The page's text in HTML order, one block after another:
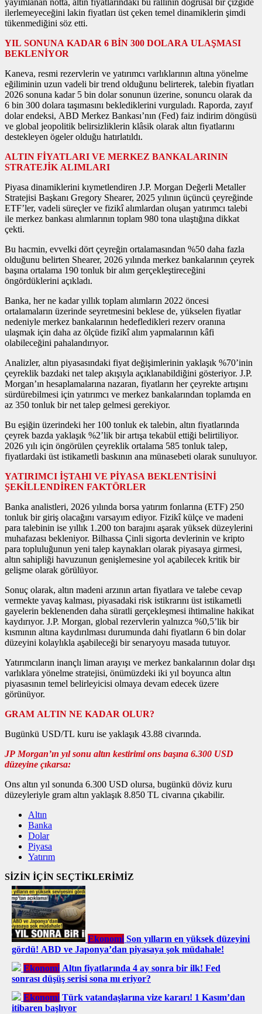
ilerlemeyeceğini lakin fiyatları üst çeken temel dinamiklerin şimdi
tükenmediğini söz etti.
YIL SONUNA KADAR 6 BİN 300 DOLARA ULAŞMASI
BEKLENİYOR
Kaneva, resmi rezervlerin ve yatırımcı varlıklarının altına yönelme
eğiliminin uzun vadeli bir trend olduğunu belirterek, talebin fiyatları
2026 sonuna kadar 5 bin dolar sonunun üzerine, sonuncu olarak da
6 bin 300 dolara taşımasını beklediklerini vurguladı. Raporda, zayıf
dolar endeksi, ABD Merkez Bankası’nın (Fed) faiz indirim döngüsü
ve global jeopolitik belirsizliklerin klâsik olarak altın fiyatlarını
destekleyen ögeler olduğu hatırlatıldı.
ALTIN FİYATLARI VE MERKEZ BANKALARININ
STRATEJİK ALIMLARI
Piyasa dinamiklerini kıymetlendiren J.P. Morgan Değerli Metaller
Stratejisi Başkanı Gregory Shearer, 2025 yılının üçüncü çeyreğinde
ETF’ler, vadeli süreçler ve fizikî alımlardan oluşan yatırımcı talebi
ile merkez bankası alımlarının toplam 980 tona ulaştığına dikkat
çekti.
Bu hacmin, evvelki dört çeyreğin ortalamasından %50 daha fazla
olduğunu belirten Shearer, 2026 yılında merkez bankalarının çeyrek
başına ortalama 190 tonluk bir alım gerçekleştireceğini
öngördüklerini açıkladı.
Banka, her ne kadar yıllık toplam alımların 2022 öncesi
ortalamaların üzerinde seyretmesini beklese de, yükselen fiyatlar
nedeniyle merkez bankalarının hedefledikleri rezerv oranına
ulaşmak için daha az ölçüde fizikî alım yapmalarının kâfi
olabileceğini pahalandırıyor.
Analizler, altın piyasasındaki fiyat değişimlerinin yaklaşık %70’inin
çeyreklik bazdaki net talep akışıyla açıklanabildiğini gösteriyor. J.P.
Morgan’ın hesaplamalarına nazaran, fiyatların her çeyrekte artışını
sürdürebilmesi için yatırımcı ve merkez bankalarından toplamda en
az 350 tonluk bir net talep gelmesi gerekiyor.
Bu eşiğin üzerindeki her 100 tonluk ek talebin, altın fiyatlarında
çeyrek bazda yaklaşık %2’lik bir artışa tekabül ettiği belirtiliyor.
2026 yılı için öngörülen çeyreklik ortalama 585 tonluk talep,
fiyatlardaki üst istikametli baskının ana münasebeti olarak sunuluyor.
YATIRIMCI İŞTAHI VE PİYASA BEKLENTİSİNİ
ŞEKİLLENDİREN FAKTÖRLER
Banka analistleri, 2026 yılında borsa yatırım fonlarına (ETF) 250
tonluk bir giriş olacağını varsayım ediyor. Fizikî külçe ve madeni
para talebinin ise yıllık 1.200 ton barajını aşarak yüksek düzeylerini
muhafazası bekleniyor. Bilhassa Çinli sigorta devlerinin ve kripto
para topluluğunun yeni talep kaynakları olarak piyasaya girmesi,
altın sahipliği havuzunun genişlemesine yol açabilecek kritik bir
gelişme olarak görülüyor.
Sonuç olarak, altın madeni arzının artan fiyatlara ve talebe cevap
vermekte yavaş kalması, piyasadaki risk istikrarını üst istikametli
gayelerin beklenenden daha süratli gerçekleşmesi ihtimaline hakikat
kaydırıyor. J.P. Morgan, global rezervlerin yalnızca %0,5’lik bir
kısmının altına kaydırılması durumunda dahi fiyatların 6 bin dolar
düzeyini kolaylıkla aşabileceği bir senaryoyu masada tutuyor.
Yatırımcıların inançlı liman arayışı ve merkez bankalarının dolar dışı
varlıklara yönelme stratejisi, önümüzdeki iki yıl boyunca altın
piyasasının temel belirleyicisi olmaya devam edecek üzere
görünüyor.
GRAM ALTIN NE KADAR OLUR?
Bugünkü USD/TL kuru ise yaklaşık 43.88 civarında.
JP Morgan’ın yıl sonu altın kestirimi ons başına 6.300 USD
düzeyine çıkarsa:
Ons altın yıl sonunda 6.300 USD olursa, bugünkü döviz kuru
düzeyleriyle gram altın yaklaşık 8.850 TL civarına çıkabilir.
Altın
Banka
Dolar
Piyasa
Yatırım
SİZİN İÇİN SEÇTİKLERİMİZ
Ekonomi Son yılların en yüksek düzeyini
gördü! ABD ve Japonya’dan piyasaya şok müdahale!
Ekonomi Altın fiyatlarında 4 ay sonra bir ilk! Fed
sonrası düşüş serisi sona mı eriyor?
Ekonomi Türk vatandaşlarına vize kararı! 1 Kasım’dan
itibaren başlıyor